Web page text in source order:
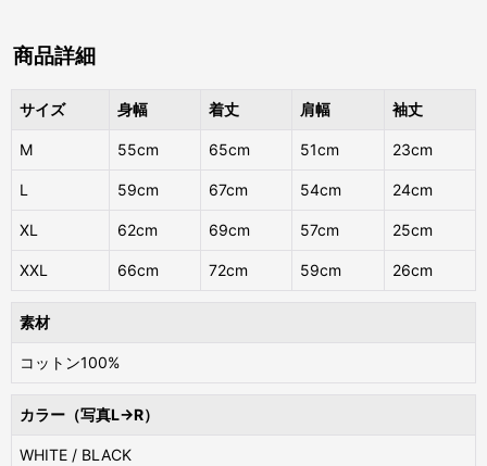
商品詳細
サイズ 身幅 着丈 肩幅 袖丈
M 55cm 65cm 51cm 23cm
L 59cm 67cm 54cm 24cm
XL 62cm 69cm 57cm 25cm
XXL 66cm 72cm 59cm 26cm
素材
コットン100%
カラー（写真L→R）
WHITE / BLACK